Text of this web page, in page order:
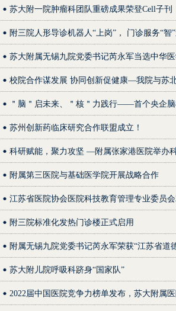
苏大附一院肿瘤科团队重磅成果荣登Cell子刊
附三院人形导诊机器人“上岗”， 门诊服务“智
苏州创新药临床研究合作联盟成立！
附属第三医院与基础医学院开展战略合作
附三院标准化发热门诊楼正式启用
附属无锡九院党委书记芮永军荣获“江苏省道
苏大附儿院呼吸科跻身“国家队”
2022届中国医院竞争力榜单发布，苏大附属医